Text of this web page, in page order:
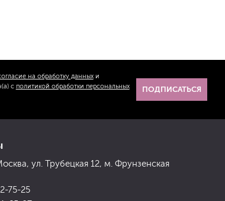
ул. Трубецкая 12, м. Фрунзенская
75-25
на обработку данныхи
с политикой обработки персональных
ПОДПИСАТЬСЯ